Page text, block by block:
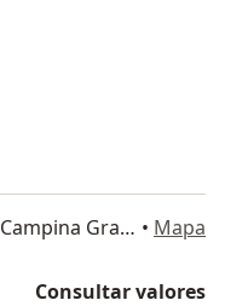
Rua Getúlio Cavalcante 1323, Campina Grande • Mapa
Consultar valores